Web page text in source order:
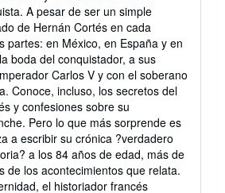
A pesar de ser un simple
de Hernán Cortés en cada
partes: en México, en España y en
boda del conquistador, a sus
Carlos V y con el soberano
Conoce, incluso, los secretos del
y confesiones sobre su
Pero lo que más sorprende es
a escribir su crónica ?verdadero
a los 84 años de edad, más de
de los acontecimientos que relata.
el historiador francés